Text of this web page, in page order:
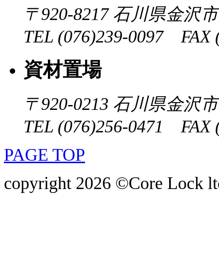
〒920-8217 石川県金沢
TEL (076)239-0097 FAX
資材置場
〒920-0213 石川県金沢
TEL (076)256-0471 FAX
PAGE TOP
copyright 2026 ©Core Lock